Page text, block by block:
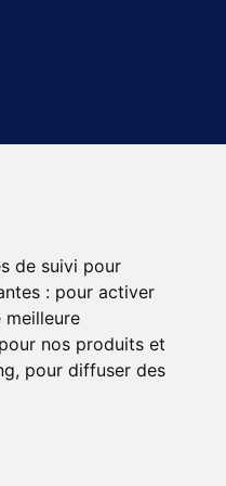
de suivi pour
: pour activer
nos produits et
, pour diffuser des